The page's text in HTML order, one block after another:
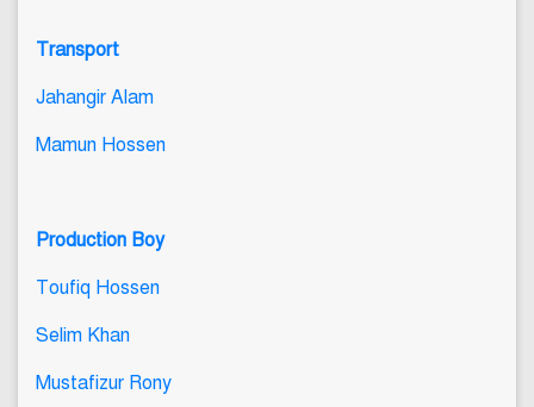
Transport
Jahangir Alam
Mamun Hossen
Production Boy
Toufiq Hossen
Selim Khan
Mustafizur Rony